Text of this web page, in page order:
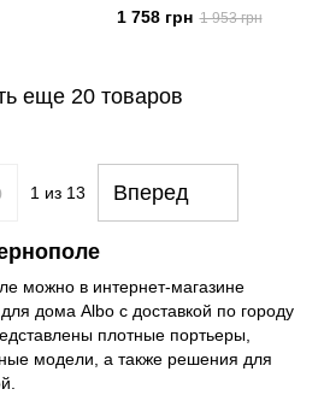
однотонные шторы не
пропускающие свет Бежевые
1 758 грн 1 953 грн
еще 20 товаров
1 из 13 Вперед
можно в интернет-магазине
дома Albo с доставкой по городу
плотные портьеры,
модели, а также решения для